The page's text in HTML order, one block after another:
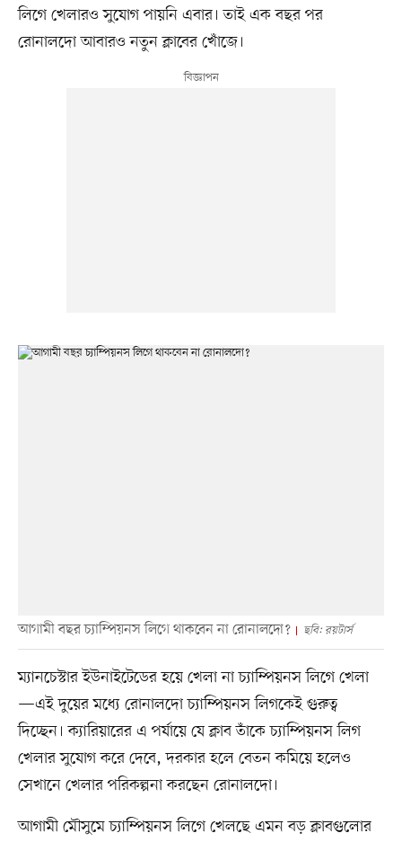
লিগে খেলারও সুযোগ পায়নি এবার। তাই এক বছর পর
রোনালদো আবারও নতুন ক্লাবের খোঁজে।
আগামী বছর চ্যাম্পিয়নস লিগে থাকবেন না রোনালদো? ছবি: রয়টার্স
ম্যানচেস্টার ইউনাইটেডের হয়ে খেলা না চ্যাম্পিয়নস লিগে খেলা
—এই দুয়ের মধ্যে রোনালদো চ্যাম্পিয়নস লিগকেই গুরুত্ব
দিচ্ছেন। ক্যারিয়ারের এ পর্যায়ে যে ক্লাব তাঁকে চ্যাম্পিয়নস লিগ
খেলার সুযোগ করে দেবে, দরকার হলে বেতন কমিয়ে হলেও
সেখানে খেলার পরিকল্পনা করছেন রোনালদো।
আগামী মৌসুমে চ্যাম্পিয়নস লিগে খেলছে এমন বড় ক্লাবগুলোর